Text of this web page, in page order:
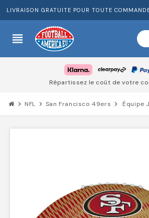
LIVRAISON GRATUITE POUR TOUTE
view_headline
Répartissez le coût de votre
chevron_right NFL chevron_right San Francisco 49ers chevron_right Équipe